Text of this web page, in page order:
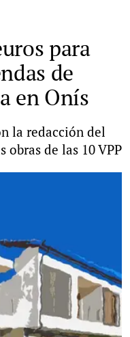
para
de
en Onís
la redacción del
de las 10 VPP